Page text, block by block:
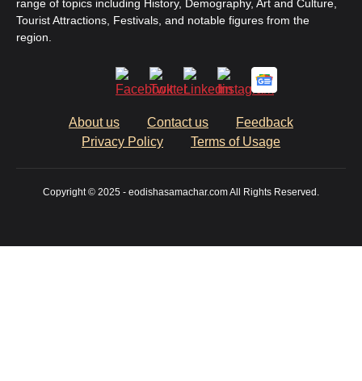
range of topics including History, Demography, Art and Culture,
Tourist Attractions, Festivals, and notable figures from the
region.
About us Contact us
Feedback
Privacy Policy
Terms of Usage
Copyright © 2025 - eodishasamachar.com All Rights Reserved.